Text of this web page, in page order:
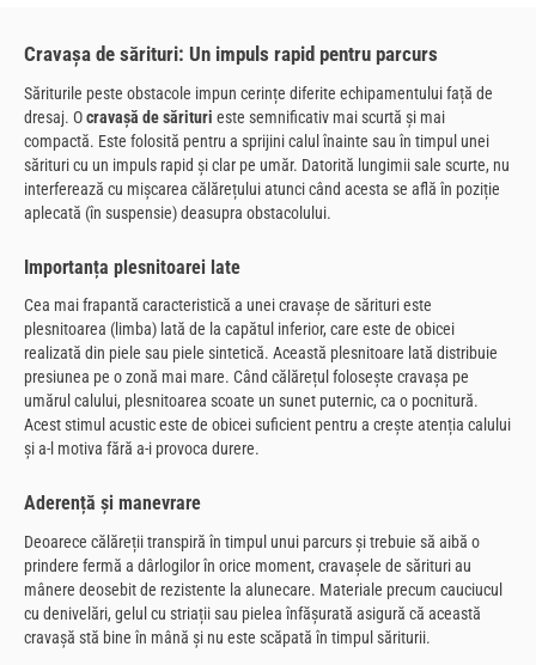
Cravașa de sărituri: Un impuls rapid pentru parcurs
Săriturile peste obstacole impun cerințe diferite echipamentului față de
dresaj. Ocravașă de sărituri este semnificativ mai scurtă și mai
compactă. Este folosită pentru a sprijini calul înainte sau în timpul unei
sărituri cu un impuls rapid și clar pe umăr. Datorită lungimii sale scurte, nu
interferează cu mișcarea călărețului atunci când acesta se află în poziție
aplecată (în suspensie) deasupra obstacolului.
Importanța plesnitoarei late
Cea mai frapantă caracteristică a unei cravașe de sărituri este
plesnitoarea (limba) lată de la capătul inferior, care este de obicei
realizată din piele sau piele sintetică. Această plesnitoare lată distribuie
presiunea pe o zonă mai mare. Când călărețul folosește cravașa pe
umărul calului, plesnitoarea scoate un sunet puternic, ca o pocnitură.
Acest stimul acustic este de obicei suficient pentru a crește atenția calului
și a-l motiva fără a-i provoca durere.
Aderență și manevrare
Deoarece călăreții transpiră în timpul unui parcurs și trebuie să aibă o
prindere fermă a dârlogilor în orice moment, cravașele de sărituri au
mânere deosebit de rezistente la alunecare. Materiale precum cauciucul
cu denivelări, gelul cu striații sau pielea înfășurată asigură că această
cravașă stă bine în mână și nu este scăpată în timpul săriturii.